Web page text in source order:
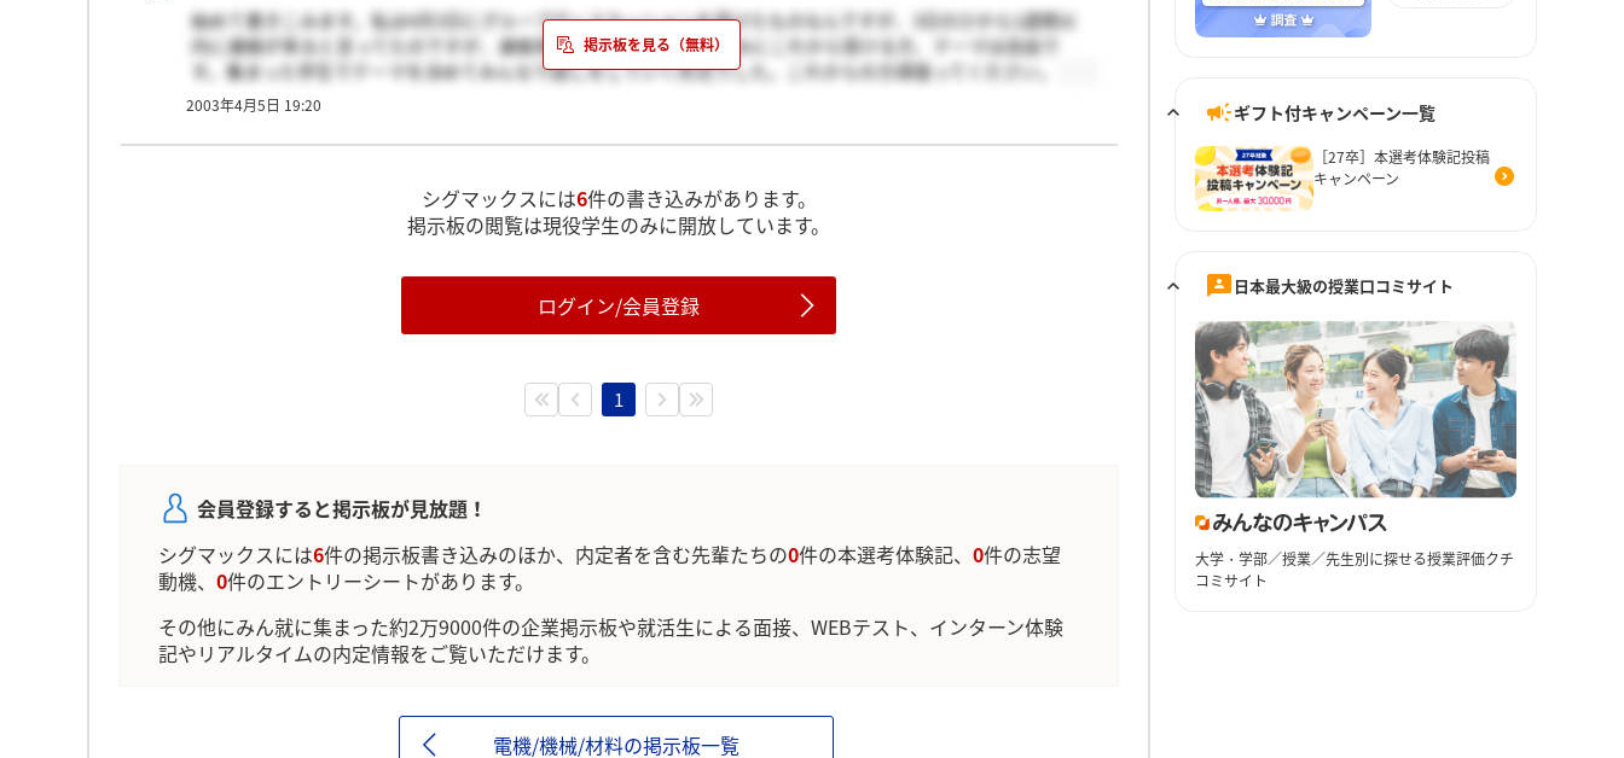
始めて書きこみます。私は4月3日にグループディスカッションを受けたものなんですが、3日のひから1週間以
内に連絡が来ると言ってたのですが、連絡来た方いますか？？ちなみにこれから受ける方、テーマは自由で
す。集まった学生でテーマを決めてみんなで話しをしていく形式でした。これからの方頑張ってください。
2003年4月5日 19:20
シグマックスには6件の書き込みがあります。
掲示板の閲覧は現役学生のみに開放しています。
ログイン/会員登録
1
会員登録すると掲示板が見放題！
シグマックスには6件の掲示板書き込みのほか、内定者を含む先輩たちの0件の本選考体験記、 0件の志望
動機、 0件のエントリーシートがあります。
その他にみん就に集まった約2万9000件の企業掲示板や就活生による面接、WEBテスト、インターン体験
記やリアルタイムの内定情報をご覧いただけます。
電機/機械/材料の掲示板一覧
ギフト付キャンペーン一覧
［27卒］本選考体験記投稿
キャンペーン
日本最大級の授業口コミサイト
大学・学部／授業／先生別に探せる授業評価クチ
コミサイト